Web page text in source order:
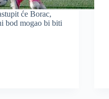
će Borac,
bod mogao bi biti